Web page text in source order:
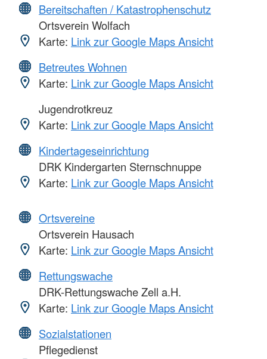
Bereitschaften / Katastrophenschutz
Ortsverein Wolfach
Karte: Link zur Google Maps Ansicht
Betreutes Wohnen
Karte: Link zur Google Maps Ansicht
Jugendrotkreuz
Karte: Link zur Google Maps Ansicht
Kindertageseinrichtung
DRK Kindergarten Sternschnuppe
Karte: Link zur Google Maps Ansicht
Ortsvereine
Ortsverein Hausach
Karte: Link zur Google Maps Ansicht
Rettungswache
DRK-Rettungswache Zell a.H.
Karte: Link zur Google Maps Ansicht
Sozialstationen
Pflegedienst